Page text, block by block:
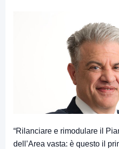
“Rilanciare e rimodulare il
dell’Area vasta: è questo il